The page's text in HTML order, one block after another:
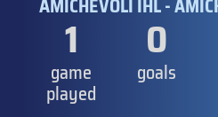
AMICHEVOLI IHL -
1
game
played
0
goals